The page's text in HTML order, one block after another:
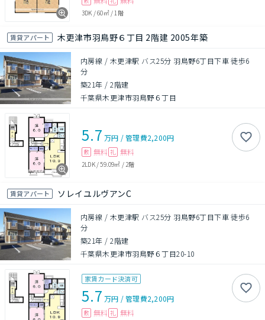
3DK /60㎡/1階
賃貸アパート 木更津市羽鳥野６丁目 2階建 2005年築
内房線 / 木更津駅 バス25分 羽鳥野6丁目下車 徒歩6
分
築21年 /2階建
千葉県木更津市羽鳥野６丁目
5.7 万円 /管理費2,200円
敷 無料 礼 無料
2LDK/59.09㎡ / 2階
賃貸アパート ソレイユルヴアンC
内房線 / 木更津駅 バス25分 羽鳥野6丁目下車 徒歩6
分
築21年 /2階建
千葉県木更津市羽鳥野６丁目20-10
家賃カード決済可
5.7 万円 /管理費2,200円
敷 無料 礼 無料